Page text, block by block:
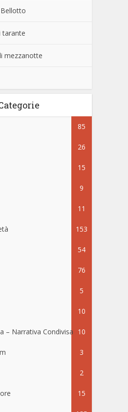
tarante
mezzanotte
85
26
15
9
11
153
54
76
5
10
– Narrativa Condivisa 10
3
2
15